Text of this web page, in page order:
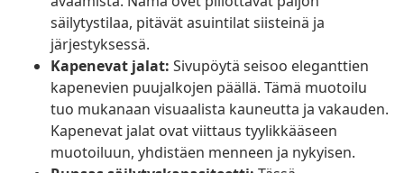
säilytystilaa, pitävät asuintilat siisteinä ja
järjestyksessä.
Kapenevat jalat: Sivupöytä seisoo eleganttien
kapenevien puujalkojen päällä. Tämä muotoilu
tuo mukanaan visuaalista kauneutta ja vakauden.
Kapenevat jalat ovat viittaus tyylikkääseen
muotoiluun, yhdistäen menneen ja nykyisen.